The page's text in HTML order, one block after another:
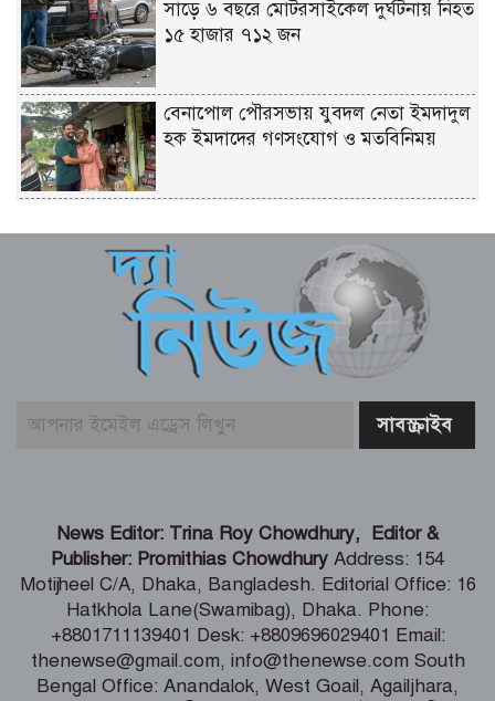
সাড়ে ৬ বছরে মোটরসাইকেল দুর্ঘটনায় নিহত
১৫ হাজার ৭১২ জন
বেনাপোল পৌরসভায় যুবদল নেতা ইমদাদুল
হক ইমদাদের গণসংযোগ ও মতবিনিময়
চাই – বেসামরিক বিমান পরিবহন ও পর্যটন
আঞ্চলিক যুদ্ধের মধ্যে সৌদি আরব, তুরস্ক ও
পাকিস্তানের প্রতিরক্ষা চুক্তি সই
সিরাজগঞ্জে ওভারপাসে উঠতে গিয়ে দুর্ঘটনা,
যুদ্ধবিরতির ৩০০ দিনে গাজায় ৩০০ শিশু
নিহত
লাদাখ থেকে ফিরেই মিঠুনকে দেখতে
হাসপাতলে দেব
News Editor: Trina Roy Chowdhury, Editor &
Publisher: Promithias Chowdhury Address: 154
Motijheel C/A, Dhaka, Bangladesh. Editorial Office: 16
Hatkhola Lane(Swamibag), Dhaka. Phone:
+8801711139401 Desk: +8809696029401 Email:
thenewse@gmail.com, info@thenewse.com South
Bengal Office: Anandalok, West Goail, Agailjhara,